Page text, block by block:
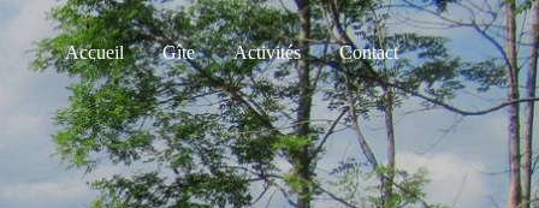
Accueil Gîte Activités Contact